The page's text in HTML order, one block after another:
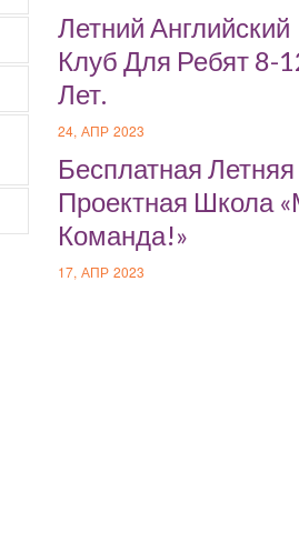
Летний Английский
Клуб Для Ребят 8-
Лет.
24, АПР 2023
Бесплатная Летняя
Проектная Школа
Команда!»
17, АПР 2023